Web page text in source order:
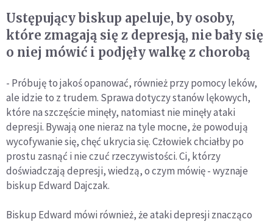
Ustępujący biskup apeluje, by osoby,
które zmagają się z depresją, nie bały się
o niej mówić i podjęły walkę z chorobą
- Próbuję to jakoś opanować, również przy pomocy leków,
ale idzie to z trudem. Sprawa dotyczy stanów lękowych,
które na szczęście minęły, natomiast nie minęły ataki
depresji. Bywają one nieraz na tyle mocne, że powodują
wycofywanie się, chęć ukrycia się. Człowiek chciałby po
prostu zasnąć i nie czuć rzeczywistości. Ci, którzy
doświadczają depresji, wiedzą, o czym mówię - wyznaje
biskup Edward Dajczak.
Biskup Edward mówi również, że ataki depresji znacząco